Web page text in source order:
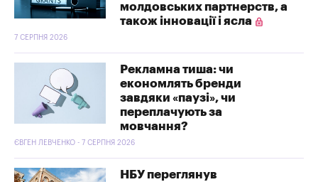
молдовських партнерств, а
також інновації і ясла
7 СЕРПНЯ 2026
Рекламна тиша: чи
економлять бренди
завдяки «паузі», чи
переплачують за
мовчання?
ЄВГЕН ЛЕВЧЕНКО - 7 СЕРПНЯ 2026
НБУ переглянув